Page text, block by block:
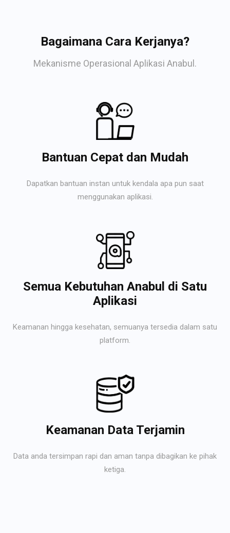
Bagaimana Cara Kerjanya?
Mekanisme Operasional Aplikasi Anabul.
Bantuan Cepat dan Mudah
Dapatkan bantuan instan untuk kendala apa pun saat
menggunakan aplikasi.
Semua Kebutuhan Anabul di Satu
Aplikasi
Keamanan hingga kesehatan, semuanya tersedia dalam satu
platform.
Keamanan Data Terjamin
Data anda tersimpan rapi dan aman tanpa dibagikan ke pihak
ketiga.